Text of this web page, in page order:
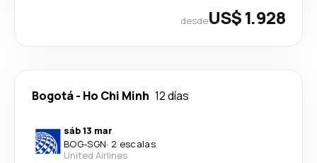
desdeUS$ 1.928
Bogotá- Ho Chi Minh 12 días
sáb 13 mar
BOG-SGN· 2 escalas
United Airlines